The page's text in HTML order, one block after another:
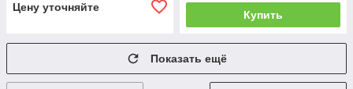
Цену уточняйте
Купить
Показать ещё